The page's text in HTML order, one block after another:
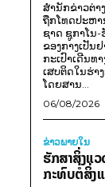
ສຳນັກຂ່າວຕ່າ
ຖືກໂທດປະຫ
ຊາດ ຊູກາໂນ-
ຂອງກາງເປັນ
ກະເປົາເດີນທ
ເສບຕິດໃນຮ່າ
ໂດຍສານ...
06/08/2026
ຂ່າວພາຍ​ໃນ
ຮັກສາສິ່ງແ
ກະທົບຕໍ່ສິ່ງ